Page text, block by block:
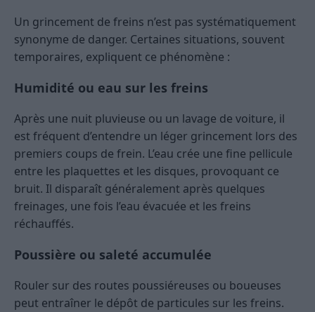
Un grincement de freins n’est pas systématiquement
synonyme de danger. Certaines situations, souvent
temporaires, expliquent ce phénomène :
Humidité ou eau sur les freins
Après une nuit pluvieuse ou un lavage de voiture, il
est fréquent d’entendre un léger grincement lors des
premiers coups de frein. L’eau crée une fine pellicule
entre les plaquettes et les disques, provoquant ce
bruit. Il disparaît généralement après quelques
freinages, une fois l’eau évacuée et les freins
réchauffés.
Poussière ou saleté accumulée
Rouler sur des routes poussiéreuses ou boueuses
peut entraîner le dépôt de particules sur les freins.